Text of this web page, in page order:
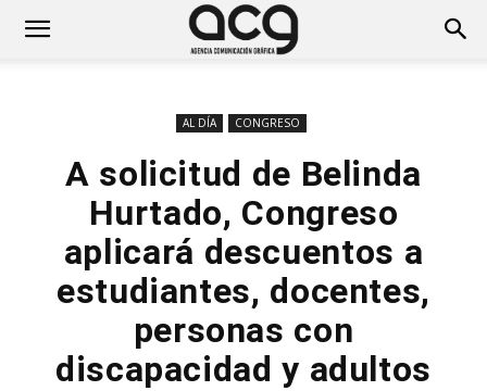
AL DÍA CONGRESO
A solicitud de Belinda
Hurtado, Congreso
aplicará descuentos a
estudiantes, docentes,
personas con
discapacidad y adultos